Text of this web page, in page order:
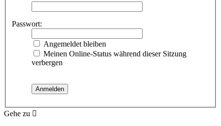
Passwort:
Angemeldet bleiben
Meinen Online-Status während dieser Sitzung
verbergen
Gehe zu